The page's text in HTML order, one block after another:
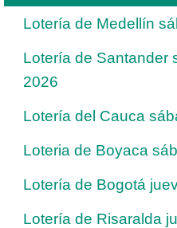
Lotería de Medellín
Lotería de Santander
2026
Lotería del Cauca
Loteria de Boyaca
Lotería de Bogotá
Lotería de Risaralda